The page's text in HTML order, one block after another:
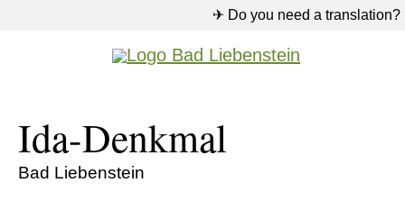
✈ Do you need a translation?
Ida-Denkmal
Bad Liebenstein